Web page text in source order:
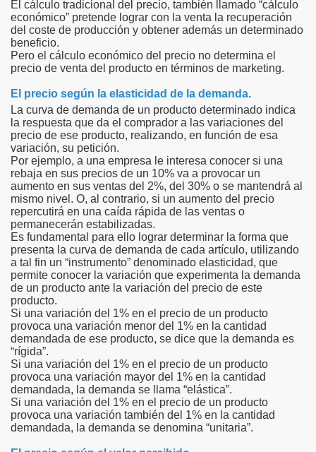
El cálculo tradicional del precio, también llamado “cálculo
económico” pretende lograr con la venta la recuperación
del coste de producción y obtener además un determinado
beneficio.
Pero el cálculo económico del precio no determina el
precio de venta del producto en términos de marketing.
El precio según la elasticidad de la demanda.
La curva de demanda de un producto determinado indica
la respuesta que da el comprador a las variaciones del
precio de ese producto, realizando, en función de esa
variación, su petición.
Por ejemplo, a una empresa le interesa conocer si una
rebaja en sus precios de un 10% va a provocar un
aumento en sus ventas del 2%, del 30% o se mantendrá al
mismo nivel. O, al contrario, si un aumento del precio
repercutirá en una caída rápida de las ventas o
permanecerán estabilizadas.
Es fundamental para ello lograr determinar la forma que
presenta la curva de demanda de cada artículo, utilizando
a tal fin un “instrumento” denominado elasticidad, que
permite conocer la variación que experimenta la demanda
de un producto ante la variación del precio de este
producto.
Si una variación del 1% en el precio de un producto
provoca una variación menor del 1% en la cantidad
demandada de ese producto, se dice que la demanda es
“rígida”.
Si una variación del 1% en el precio de un producto
provoca una variación mayor del 1% en la cantidad
demandada, la demanda se llama “elástica”.
Si una variación del 1% en el precio de un producto
provoca una variación también del 1% en la cantidad
demandada, la demanda se denomina “unitaria”.